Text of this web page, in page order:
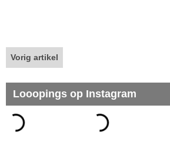
Vorig artikel
Looopings op Instagram